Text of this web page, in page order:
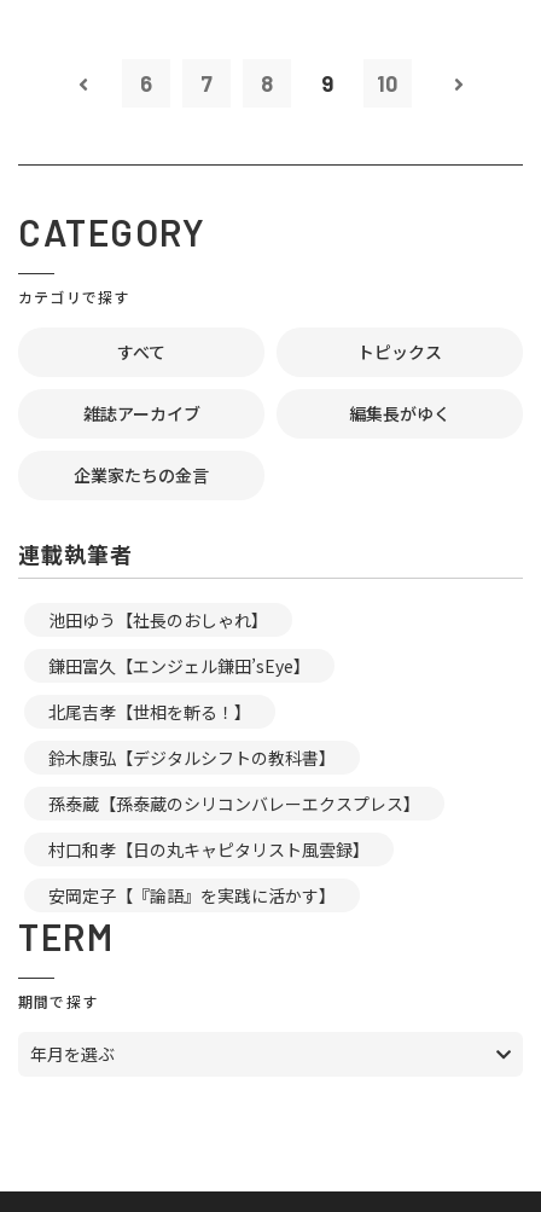
6 7 8 9 10
CATEGORY
カテゴリで探す
すべて トピックス
雑誌アーカイブ 編集長がゆく
企業家たちの金言
連載執筆者
池田ゆう【社長のおしゃれ】
鎌田富久【エンジェル鎌田’sEye】
北尾吉孝【世相を斬る！】
鈴木康弘【デジタルシフトの教科書】
孫泰蔵【孫泰蔵のシリコンバレーエクスプレス】
村口和孝【日の丸キャピタリスト風雲録】
安岡定子【『論語』を実践に活かす】
TERM
期間で探す
年月を選ぶ